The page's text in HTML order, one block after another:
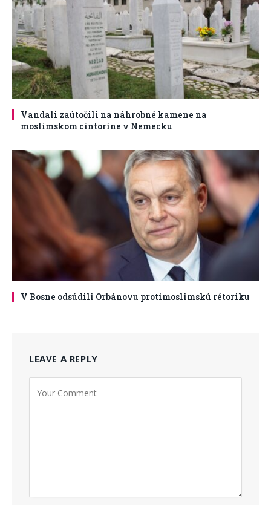
Vandali zaútočili na náhrobné kamene na
moslimskom cintoríne v Nemecku
V Bosne odsúdili Orbánovu protimoslimskú rétoriku
LEAVE A REPLY